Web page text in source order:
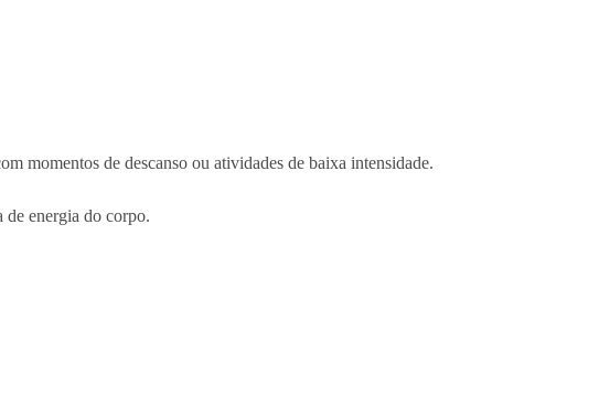
momentos de descanso ou atividades de baixa intensidade.
energia do corpo.